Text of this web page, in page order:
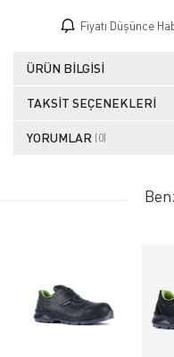
Fiyatı Düşünce
ÜRÜN BILGISI
TAKSIT SEÇENEKLERI
YORUMLAR (0)